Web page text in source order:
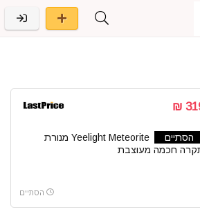
הסתיים
Yeelight Meteorite מנורת
חכמה מעוצבת
הסתיים